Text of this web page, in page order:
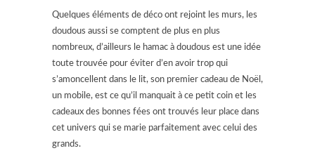
Quelques éléments de déco ont rejoint les murs, les
doudous aussi se comptent de plus en plus
nombreux, d’ailleurs le hamac à doudous est une idée
toute trouvée pour éviter d’en avoir trop qui
s’amoncellent dans le lit, son premier cadeau de Noël,
un mobile, est ce qu’il manquait à ce petit coin et les
cadeaux des bonnes fées ont trouvés leur place dans
cet univers qui se marie parfaitement avec celui des
grands.